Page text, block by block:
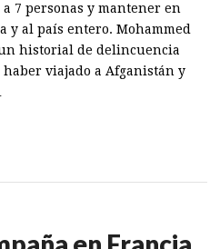
7 personas y mantener en
y al país entero. Mohammed
historial de delincuencia
viajado a Afganistán y